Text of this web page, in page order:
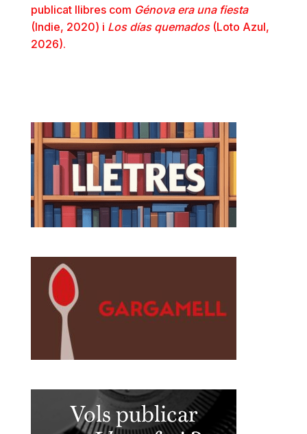
publicat llibres com Génova era una fiesta
(Indie, 2020) i Los días quemados(Loto Azul,
2026).